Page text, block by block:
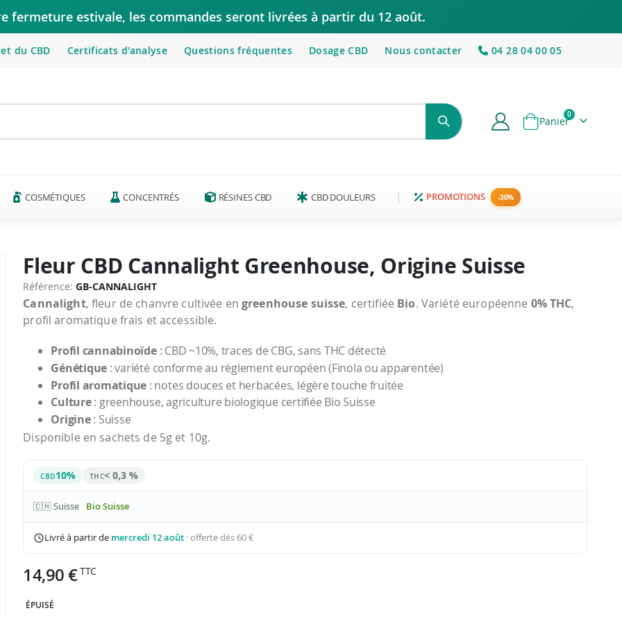
fermeture estivale, les commandes seront livrées à partir du 12 août.
du CBD Certificats d'analyse Questions fréquentes Dosage CBD Nous contacter 04 28 04 00 05
Panier
0articles
COSMÉTIQUES CONCENTRÉS RÉSINES CBD CBD DOULEURS PROMOTIONS
Fleur CBD Cannalight Greenhouse, Origine Suisse
Référence GB-CANNALIGHT
Cannalight, fleur de chanvre cultivée engreenhouse suisse, certifiée Bio. Variété européenne 0% THC,
profil aromatique frais et accessible.
Profil cannabinoïde: CBD ~10%, traces de CBG, sans THC détecté
Génétique : variété conforme au règlement européen (Finola ou apparentée)
Profil aromatique : notes douces et herbacées, légère touche fruitée
Culture: greenhouse, agriculture biologique certifiée Bio Suisse
Origine: Suisse
Disponible en sachets de 5g et 10g.
CBD10% THC< 0,3 %
🇨🇭 Suisse Bio Suisse
Livré à partir de mercredi 12 août · offerte dès 60 €
14,90 €
ÉPUISÉ